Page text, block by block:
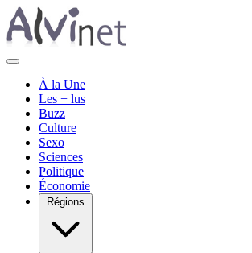
À la Une
Les + lus
Buzz
Culture
Sexo
Sciences
Politique
Économie
Régions